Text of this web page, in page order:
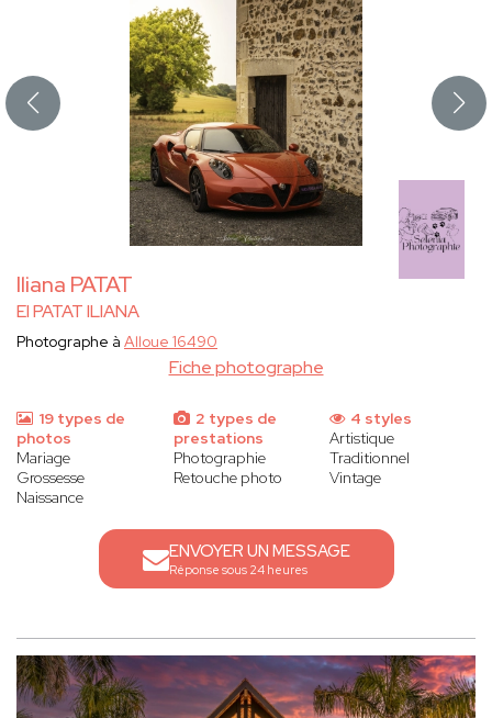
Iliana PATAT
EI PATAT ILIANA
Fiche photographe
Photographe à Alloue 16490
19 types de
photos
Mariage
Grossesse
Naissance
2 types de
prestations
Photographie
Retouche photo
4 styles
Artistique
Traditionnel
Vintage
ENVOYER UN MESSAGE
Réponse sous 24 heures